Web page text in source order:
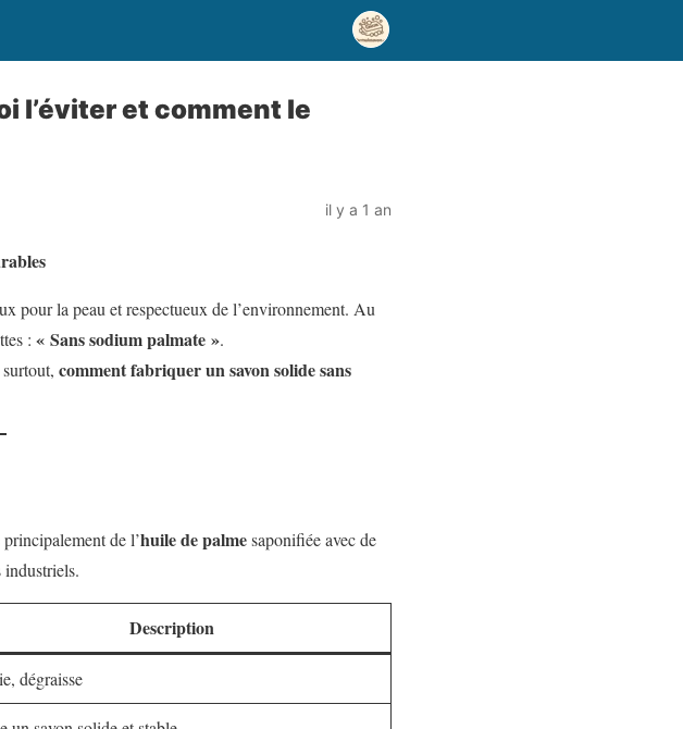
l’éviter et comment le
il y a 1 an
pour la peau et respectueux de l’environnement. Au
: « Sans sodium palmate ».
comment fabriquer un savon solide sans
de l’huile de palmesaponifiée avec de
industriels.
Description
dégraisse